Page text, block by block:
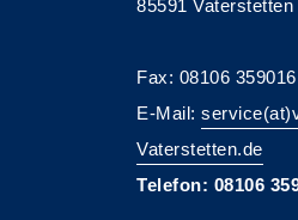
85591 Vaterstetten
Fax: 08106 359016
E-Mail:
Vaterstetten.de
Telefon: 08106